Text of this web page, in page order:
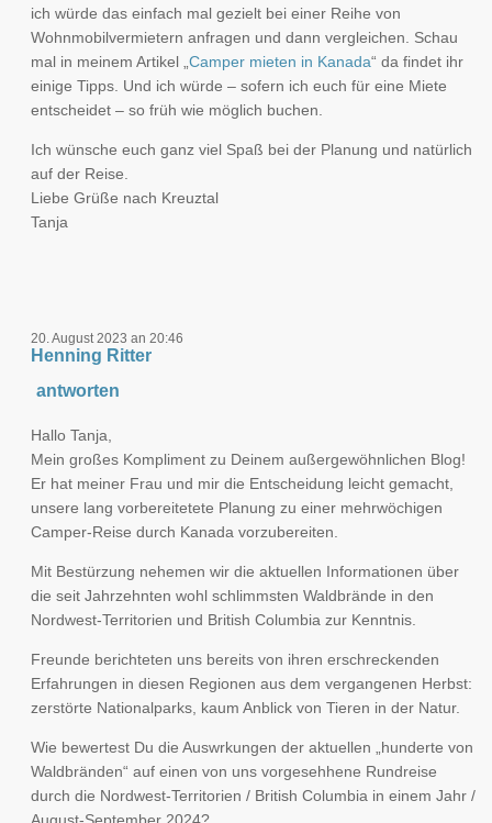
ich würde das einfach mal gezielt bei einer Reihe von
Wohnmobilvermietern anfragen und dann vergleichen. Schau
mal in meinem Artikel „Camper mieten in Kanada“ da findet ihr
einige Tipps. Und ich würde – sofern ich euch für eine Miete
entscheidet – so früh wie möglich buchen.
Ich wünsche euch ganz viel Spaß bei der Planung und natürlich
auf der Reise.
Liebe Grüße nach Kreuztal
Tanja
20. August 2023 an 20:46
Henning Ritter
antworten
Hallo Tanja,
Mein großes Kompliment zu Deinem außergewöhnlichen Blog!
Er hat meiner Frau und mir die Entscheidung leicht gemacht,
unsere lang vorbereitetete Planung zu einer mehrwöchigen
Camper-Reise durch Kanada vorzubereiten.
Mit Bestürzung nehemen wir die aktuellen Informationen über
die seit Jahrzehnten wohl schlimmsten Waldbrände in den
Nordwest-Territorien und British Columbia zur Kenntnis.
Freunde berichteten uns bereits von ihren erschreckenden
Erfahrungen in diesen Regionen aus dem vergangenen Herbst:
zerstörte Nationalparks, kaum Anblick von Tieren in der Natur.
Wie bewertest Du die Auswrkungen der aktuellen „hunderte von
Waldbränden“ auf einen von uns vorgesehhene Rundreise
durch die Nordwest-Territorien / British Columbia in einem Jahr /